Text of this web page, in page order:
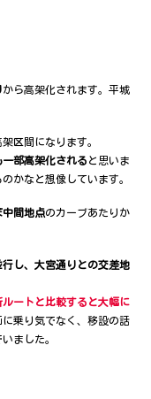
から高架化されます。平城
架区間になります。
部高架化される と思いま
かなと想像しています。
中間地点のカーブあたりか
し、大宮通りとの交差地
ートと比較すると大幅に
乗り気でなく、移設の話
ました。